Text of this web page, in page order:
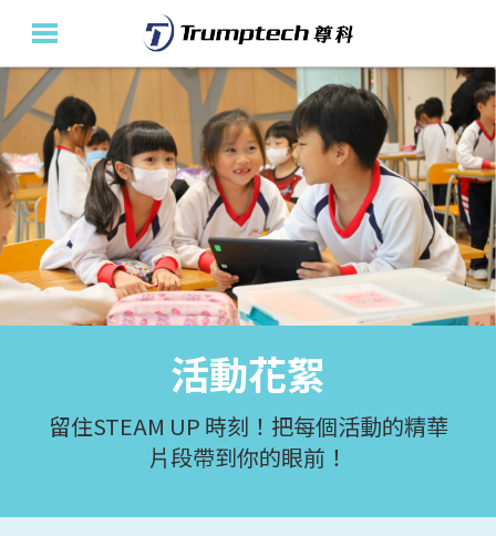
活動花絮
留住STEAM UP 時刻！把每個活動的精華
片段帶到你的眼前！
主頁
關於我們
教育產品及方案
活動花絮
最新消息
聯絡我們
En